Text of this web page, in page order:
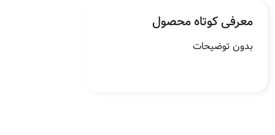
معرفی کوتاه محصول
بدون توضیحات